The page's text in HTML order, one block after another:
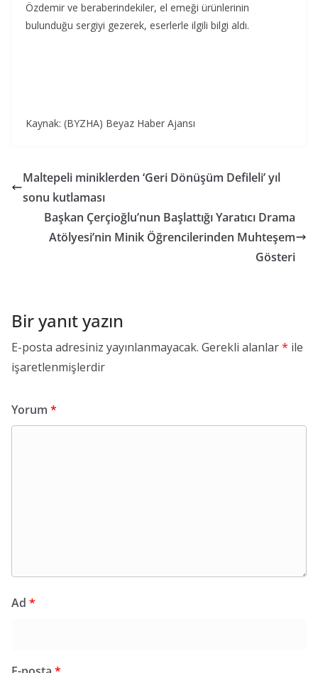
Özdemir ve beraberindekiler, el emeği ürünlerinin
bulunduğu sergiyi gezerek, eserlerle ilgili bilgi aldı.
Kaynak: (BYZHA) Beyaz Haber Ajansı
Maltepeli miniklerden ‘Geri Dönüşüm Defileli’ yıl
sonu kutlaması
Başkan Çerçioğlu’nun Başlattığı Yaratıcı Drama
Atölyesi’nin Minik Öğrencilerinden Muhteşem
Gösteri
Bir yanıt yazın
E-posta adresiniz yayınlanmayacak. Gerekli alanlar* ile
işaretlenmişlerdir
Yorum *
Ad *